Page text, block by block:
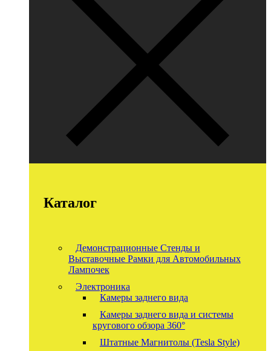
Каталог
Демонстрационные Стенды и
Выставочные Рамки для Автомобильных
Лампочек
Электроника
Камеры заднего вида
Камеры заднего вида и системы
кругового обзора 360°
Штатные Магнитолы (Tesla Style)